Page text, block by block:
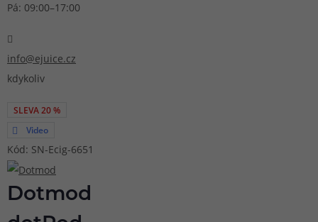
Pá: 09:00–17:00
info@ejuice.cz
kdykoliv
SLEVA 20 %
Video
Kód: SN-Ecig-6651
Dotmod